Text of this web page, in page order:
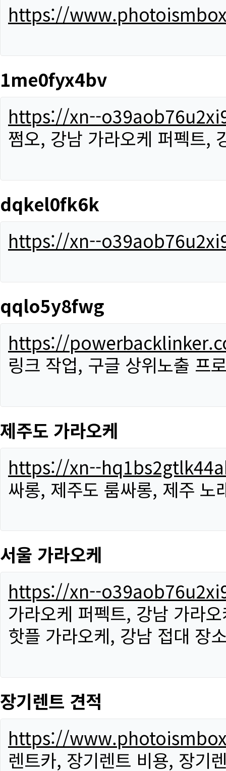
https://
1me0fyx4bv
https://xn--
쩜오, 강남 가라오케 퍼펙트,
dqkel0fk6k
https://xn--
qqlo5y8fwg
https://
링크 작업, 구글 상위노출 프
제주도 가라오케
https://xn--
싸롱, 제주도 룸싸롱, 제주 노
서울 가라오케
https://xn--
가라오케 퍼펙트, 강남 가라
핫플 가라오케, 강남 접대 장
장기렌트 견적
https://
렌트카, 장기렌트 비용, 장기